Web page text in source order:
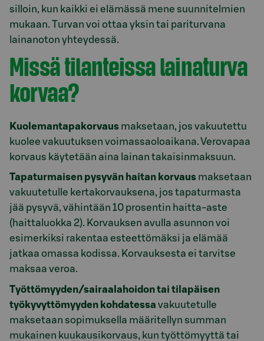
silloin, kun kaikki ei elämässä mene suunnitelmien
mukaan. Turvan voi ottaa yksin tai pariturvana
lainanoton yhteydessä.
Missä tilanteissa lainaturva
korvaa?
Kuolemantapakorvaus maksetaan, jos vakuutettu
kuolee vakuutuksen voimassaoloaikana. Verovapaa
korvaus käytetään aina lainan takaisinmaksuun.
Tapaturmaisen pysyvän haitan korvaus maksetaan
vakuutetulle kertakorvauksena, jos tapaturmasta
jää pysyvä, vähintään 10 prosentin haitta-aste
(haittaluokka 2). Korvauksen avulla asunnon voi
esimerkiksi rakentaa esteettömäksi ja elämää
jatkaa omassa kodissa. Korvauksesta ei tarvitse
maksaa veroa.
Työttömyyden/sairaalahoidon tai tilapäisen
työkyvyttömyyden kohdatessa vakuutetulle
maksetaan sopimuksella määritellyn summan
mukainen kuukausikorvaus, kun työttömyyttä tai